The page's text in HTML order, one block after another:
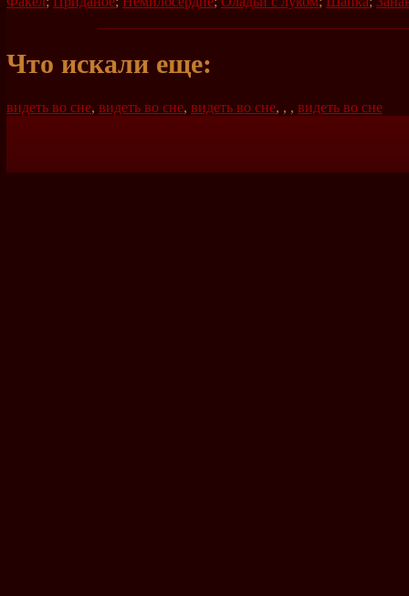
Что искали еще:
видеть во сне, видеть во сне, видеть во сне, , , видеть во сне